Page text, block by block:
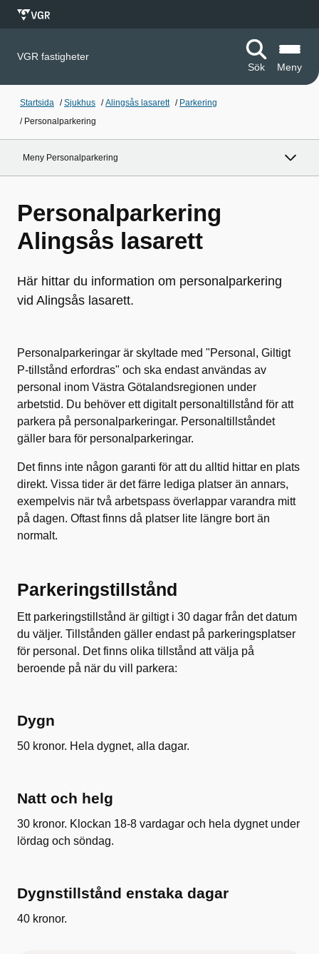
VGR fastigheter
Sök
Meny
Startsida /Sjukhus /Alingsås lasarett / Parkering
/ Personalparkering
Meny Personalparkering
Personalparkering
Alingsås lasarett
Här hittar du information om personalparkering
vid Alingsås lasarett.
Personalparkeringar är skyltade med "Personal, Giltigt
P-tillstånd erfordras" och ska endast användas av
personal inom Västra Götalandsregionen under
arbetstid. Du behöver ett digitalt personaltillstånd för att
parkera på personalparkeringar. Personaltillståndet
gäller bara för personalparkeringar.
Det finns inte någon garanti för att du alltid hittar en plats
direkt. Vissa tider är det färre lediga platser än annars,
exempelvis när två arbetspass överlappar varandra mitt
på dagen. Oftast finns då platser lite längre bort än
normalt.
Parkeringstillstånd
Ett parkeringstillstånd är giltigt i 30 dagar från det datum
du väljer. Tillstånden gäller endast på parkeringsplatser
för personal. Det finns olika tillstånd att välja på
beroende på när du vill parkera:
Dygn
50 kronor. Hela dygnet, alla dagar.
Natt och helg
30 kronor. Klockan 18-8 vardagar och hela dygnet under
lördag och söndag.
Dygnstillstånd enstaka dagar
40 kronor.